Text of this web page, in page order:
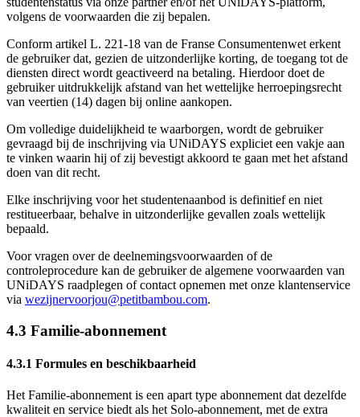
volgens de voorwaarden die zij bepalen.
Conform artikel L. 221-18 van de Franse Consumentenwet erkent
de gebruiker dat, gezien de uitzonderlijke korting, de toegang tot de
diensten direct wordt geactiveerd na betaling. Hierdoor doet de
gebruiker uitdrukkelijk afstand van het wettelijke herroepingsrecht
van veertien (14) dagen bij online aankopen.
Om volledige duidelijkheid te waarborgen, wordt de gebruiker
gevraagd bij de inschrijving via UNiDAYS expliciet een vakje aan
te vinken waarin hij of zij bevestigt akkoord te gaan met het afstand
doen van dit recht.
Elke inschrijving voor het studentenaanbod is definitief en niet
restitueerbaar, behalve in uitzonderlijke gevallen zoals wettelijk
bepaald.
Voor vragen over de deelnemingsvoorwaarden of de
controleprocedure kan de gebruiker de algemene voorwaarden van
UNiDAYS raadplegen of contact opnemen met onze klantenservice
via wezijnervoorjou@petitbambou.com.
4.3 Familie-abonnement
4.3.1 Formules en beschikbaarheid
Het Familie-abonnement is een apart type abonnement dat dezelfde
kwaliteit en service biedt als het Solo-abonnement, met de extra